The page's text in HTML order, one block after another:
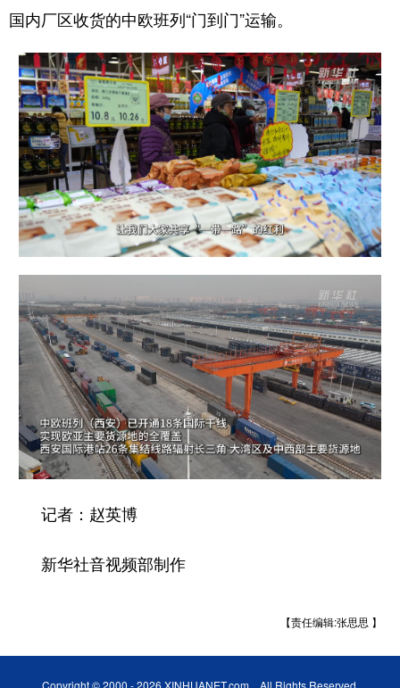
国内厂区收货的中欧班列“门到门”运输。
记者：赵英博
新华社音视频部制作
【责任编辑:张思思 】
Copyright © 2000 - 2026 XINHUANET.com All Rights Reserved.